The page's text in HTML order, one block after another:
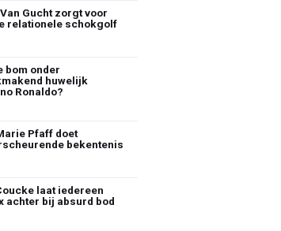
Gucht zorgt voor
relationele schokgolf
bom onder
huwelijk
Ronaldo?
Pfaff doet
bekentenis
laat iedereen
achter bij absurd bod